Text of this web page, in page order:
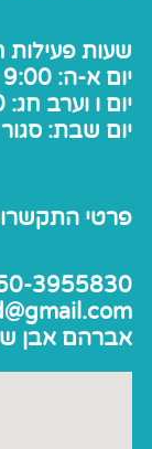
שעות פעילות
יום א-ה: 9:00 - 18:00
יום ו וערב חג: 9:00 - 13:00
יום שבת: סגור
פרטי
3955830
אברהם אבן שושן 89,